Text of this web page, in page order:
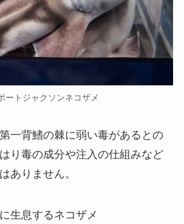
ートジャクソンネコザメ
一背鰭の棘に弱い毒があるとの
り毒の成分や注入の仕組みなど
ありません。
生息するネコザメ